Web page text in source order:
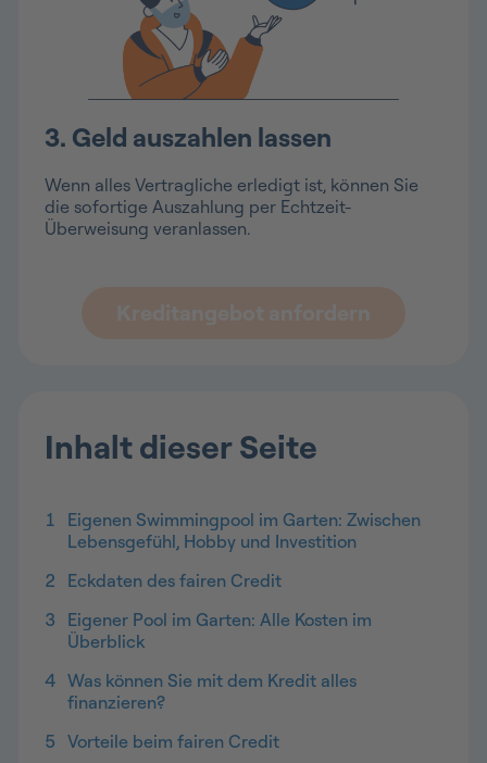
3. Geld auszahlen lassen
Wenn alles Vertragliche erledigt ist, können Sie
die sofortige Auszahlung per Echtzeit-
Überweisung veranlassen.
Inhalt dieser Seite
1
Eigenen Swimmingpool im Garten: Zwischen
Lebensgefühl, Hobby und Investition
2
Eckdaten des fairen Credit
3
Eigener Pool im Garten: Alle Kosten im
Überblick
4 Was können Sie mit dem Kredit alles
finanzieren?
5 Vorteile beim fairen Credit